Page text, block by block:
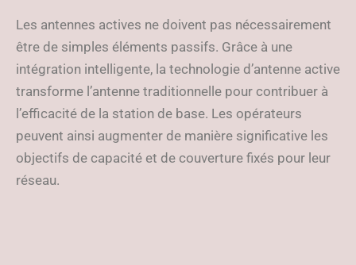
Les antennes actives ne doivent pas nécessairement
être de simples éléments passifs. Grâce à une
intégration intelligente, la technologie d’antenne active
transforme l’antenne traditionnelle pour contribuer à
l’efficacité de la station de base. Les opérateurs
peuvent ainsi augmenter de manière significative les
objectifs de capacité et de couverture fixés pour leur
réseau.